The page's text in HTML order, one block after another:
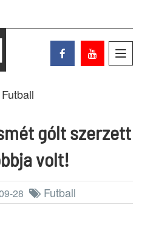
Futball
gólt szerzett
volt!
28 Futball